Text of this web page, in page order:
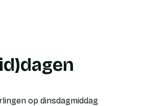
op dinsdagmiddag